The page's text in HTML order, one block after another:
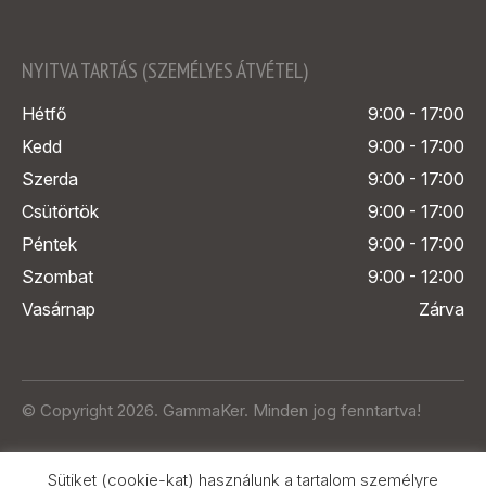
NYITVA TARTÁS (SZEMÉLYES ÁTVÉTEL)
Hétfő
9:00 - 17:00
Kedd
9:00 - 17:00
Szerda
9:00 - 17:00
Csütörtök
9:00 - 17:00
Péntek
9:00 - 17:00
Szombat
9:00 - 12:00
Vasárnap
Zárva
© Copyright 2026. GammaKer. Minden jog fenntartva!
Sütiket (cookie-kat) használunk a tartalom személyre